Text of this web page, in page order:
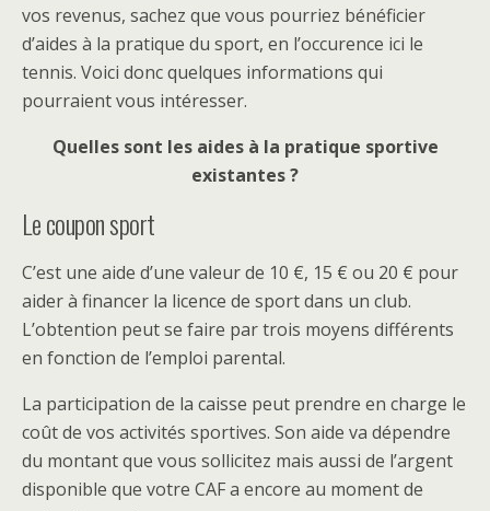
vos revenus, sachez que vous pourriez bénéficier
d’aides à la pratique du sport, en l’occurence ici le
tennis. Voici donc quelques informations qui
pourraient vous intéresser.
Quelles sont les aides à la pratique sportive
existantes ?
Le coupon sport
C’est une aide d’une valeur de 10 €, 15 € ou 20 € pour
aider à financer la licence de sport dans un club.
L’obtention peut se faire par trois moyens différents
en fonction de l’emploi parental.
La participation de la caisse peut prendre en charge le
coût de vos activités sportives. Son aide va dépendre
du montant que vous sollicitez mais aussi de l’argent
disponible que votre CAF a encore au moment de